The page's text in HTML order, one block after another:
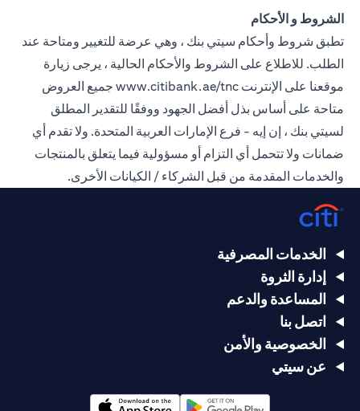
الشروط و الأحكام
تطبق شروط وأحكام سيتي بنك ، وهي عرضة للتغيير ومتاحة عند
الطلب. للاطلاع على الشروط والأحكام الحالية ، يرجى زيارة
موقعنا على الإنترنت www.citibank.ae/tnc جميع العروض
متاحة على أساس بذل أفضل الجهود ووفقًا للتقدير المطلق
لسيتي بنك ، إن إيه - فرع الإمارات العربية المتحدة. ولا تقدم أي
ضمانات ولا تتحمل أي التزام أو مسؤولية فيما يتعلق بالمنتجات
والخدمات المقدمة من قبل الشركاء / الكيانات الأخرى.
الخدمات المصرفية
إدارة الثروة
المساعدة والدعم
اتصل بنا
الخصوصية والأمن
عن سيتي